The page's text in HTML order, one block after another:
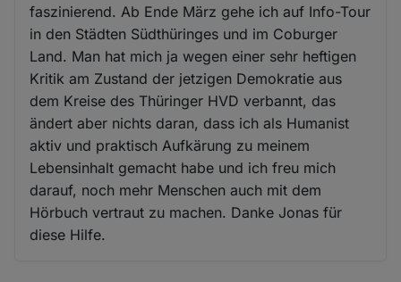
faszinierend. Ab Ende März gehe ich auf Info-Tour
in den Städten Südthüringes und im Coburger
Land. Man hat mich ja wegen einer sehr heftigen
Kritik am Zustand der jetzigen Demokratie aus
dem Kreise des Thüringer HVD verbannt, das
ändert aber nichts daran, dass ich als Humanist
aktiv und praktisch Aufkärung zu meinem
Lebensinhalt gemacht habe und ich freu mich
darauf, noch mehr Menschen auch mit dem
Hörbuch vertraut zu machen. Danke Jonas für
diese Hilfe.